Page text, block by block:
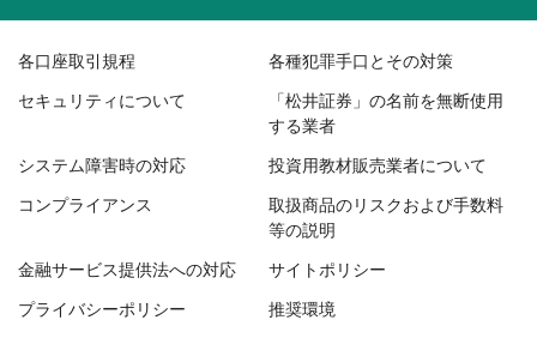
各口座取引規程 各種犯罪手口とその対策
セキュリティについて
「松井証券」の名前を無断使用
する業者
システム障害時の対応 投資用教材販売業者について
コンプライアンス
取扱商品のリスクおよび手数料
等の説明
金融サービス提供法への対応 サイトポリシー
プライバシーポリシー 推奨環境